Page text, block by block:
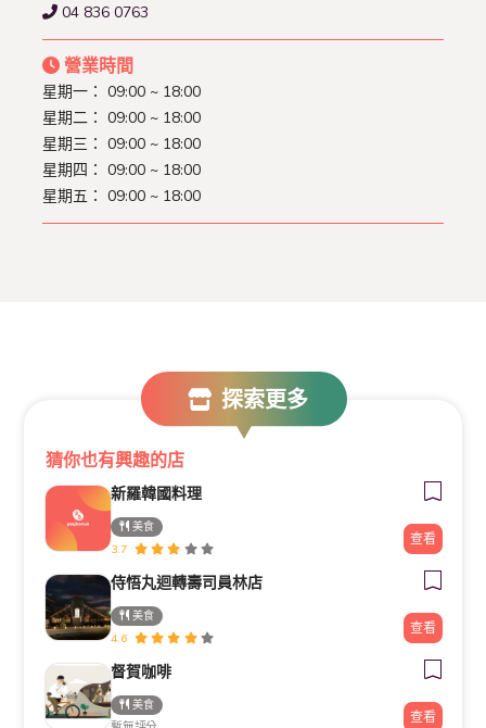
04 836 0763
營業時間
星期一： 09:00 ~ 18:00
星期二： 09:00 ~ 18:00
星期三： 09:00 ~ 18:00
星期四： 09:00 ~ 18:00
星期五： 09:00 ~ 18:00
探索更多
猜你也有興趣的店
新羅韓國料理
美食
3.7
查看
侍悟丸迴轉壽司員林店
美食
4.6
查看
督賀咖啡
美食
查看